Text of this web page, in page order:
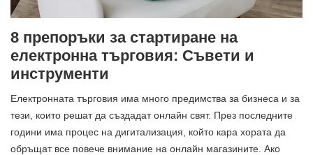
8 препоръки за стартиране на
електронна търговия: Съвети и
инструменти
Електронната търговия има много предимства за бизнеса и за
тези, които решат да създадат онлайн свят. През последните
години има процес на дигитализация, който кара хората да
обръщат все повече внимание на онлайн магазините. Ако